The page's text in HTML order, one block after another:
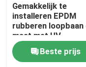
Gymnastiek
hybride loopbaan
Gemakkelijk te
installeren EPDM
rubberen loopbaan
maat met UV-
flexibiliteit
Beste prijs